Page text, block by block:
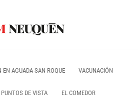
EN AGUADA SAN ROQUE VACUNACIÓN
PUNTOS DE VISTA EL COMEDOR